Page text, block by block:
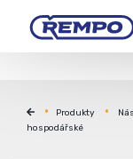
Produkty
hospodářské